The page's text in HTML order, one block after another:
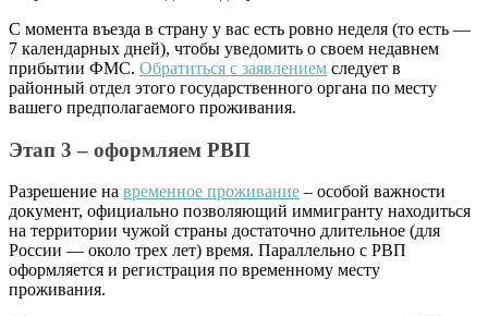
С момента въезда в страну у вас есть ровно неделя (то есть —
7 календарных дней), чтобы уведомить о своем недавнем
прибытии ФМС. Обратиться с заявлением следует в
районный отдел этого государственного органа по месту
вашего предполагаемого проживания.
Этап 3 – оформляем РВП
Разрешение на временное проживание – особой важности
документ, официально позволяющий иммигранту находиться
на территории чужой страны достаточно длительное (для
России — около трех лет) время. Параллельно с РВП
оформляется и регистрация по временному месту
проживания.